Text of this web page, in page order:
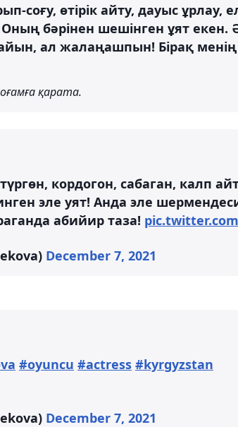
соғу, өтірік айту, дауыс ұрлау,
бәрінен шешінген ұят екен.
ал жалаңашпын! Бірақ
қарата.
кордогон, сабаган, калп
эле уят! Анда эле
абийир таза!
December 7, 2021
#oyuncu #actress #kyrgyzstan
December 7, 2021